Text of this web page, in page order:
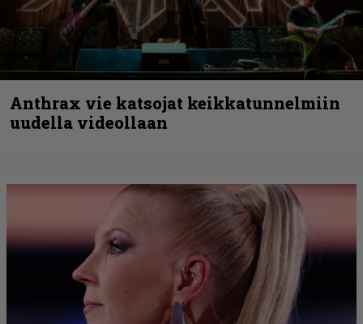
Anthrax vie katsojat keikkatunnelmiin
uudella videollaan